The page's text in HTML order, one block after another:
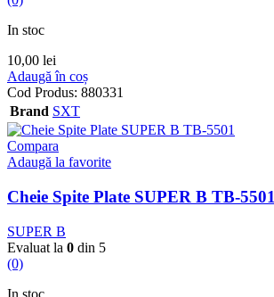
In stoc
10,00 lei
Adaugă în coș
Cod Produs: 880331
Brand SXT
Compara
Adaugă la favorite
Cheie Spite Plate SUPER B TB-5501
SUPER B
Evaluat la 0 din 5
(0)
In stoc